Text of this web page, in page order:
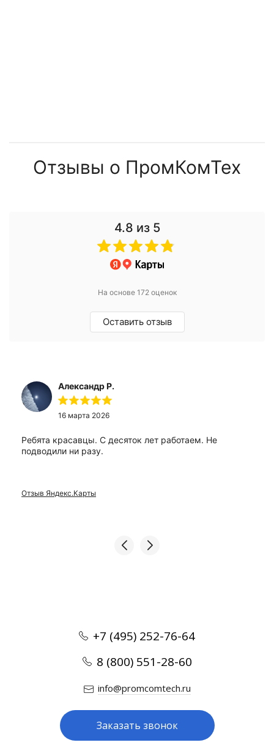
Отзывы о ПромКомТех
4.8 из 5
На основе 172 оценок
Оставить отзыв
Александр Р.
16 марта 2026
Ребята красавцы. С десяток лет работаем. Не
подводили ни разу.
Отзыв Яндекс.Карты
+7 (495) 252-76-64
8 (800) 551-28-60
info@promcomtech.ru
Заказать звонок